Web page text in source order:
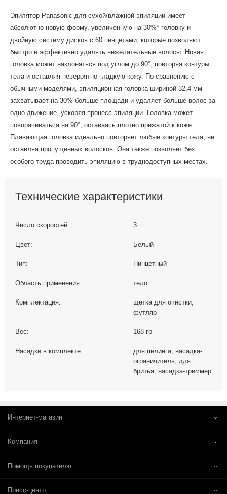
Эпилятор Panasonic для сухой/влажной эпиляции имеет
абсолютно новую форму, увеличенную на 30%* головку и
двойную систему дисков с 60 пинцетами, которые позволяют
быстро и эффективно удалять нежелательные волосы. Новая
головка может наклоняться под углом до 90°, повторяя контуры
тела и оставляя невероятно гладкую кожу. По сравнению с
обычными моделями, эпиляционная головка шириной 32,4 мм
захватывает на 30% больше площади и удаляет больше волос за
одно движение, ускоряя процесс эпиляции. Головка может
поворачиваться на 90°, оставаясь плотно прижатой к коже.
Плавающая головка идеально повторяет любые контуры тела, не
оставляя пропущенных волосков. Она также позволяет без
особого труда проводить эпиляцию в труднодоступных местах.
Технические характеристики
Число скоростей: 3
Цвет: Белый
Тип: Пинцетный
Область применения: тело
Комплектация:
щетка для очистки,
футляр
Вес: 168 гр
Насадки в комплекте:
для пилинга, насадка-
ограничитель, для
бритья, насадка-триммер
Интернет-магазин
Компания
Помощь покупателю
Пресс-центр